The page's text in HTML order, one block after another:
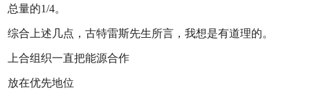
总量的1/4。
综合上述几点，古特雷斯先生所言，我想是有道理的。
上合组织一直把能源合作
放在优先地位